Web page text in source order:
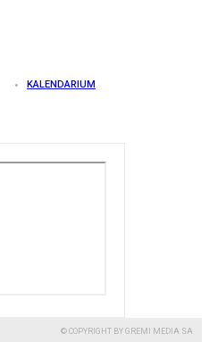
KALENDARIUM
© COPYRIGHT BY GREMI MEDIA SA